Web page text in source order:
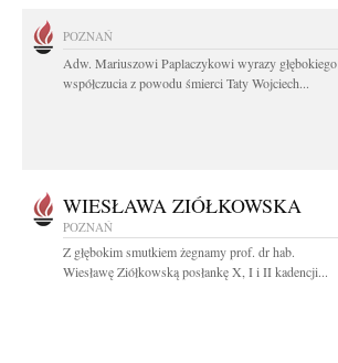
POZNAŃ
Adw. Mariuszowi Paplaczykowi wyrazy głębokiego
współczucia z powodu śmierci Taty Wojciech...
WIESŁAWA ZIÓŁKOWSKA
POZNAŃ
Z głębokim smutkiem żegnamy prof. dr hab.
Wiesławę Ziółkowską posłankę X, I i II kadencji...